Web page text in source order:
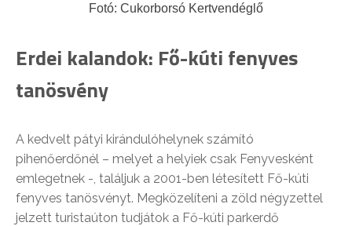
Fotó: Cukorborsó Kertvendéglő
Erdei kalandok: Fő-kúti fenyves
tanösvény
A kedvelt pátyi kirándulóhelynek számító
pihenőerdőnél – melyet a helyiek csak Fenyvesként
emlegetnek -, találjuk a 2001-ben létesített Fő-kúti
fenyves tanösvényt. Megközelíteni a zöld négyzettel
jelzett turistaúton tudjátok a Fő-kúti parkerdő